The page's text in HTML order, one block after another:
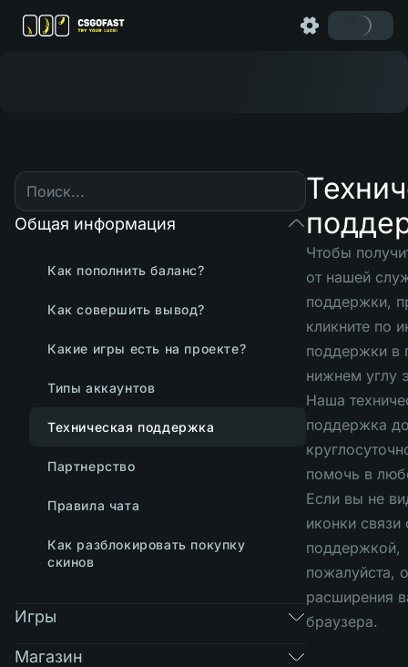
Общая информация
Как пополнить баланс?
Как совершить вывод?
Какие игры есть на проекте?
Типы аккаунтов
Техническая поддержка
Партнерство
Правила чата
Как разблокировать покупку
скинов
Игры
Магазин
Чтобы
от нашей
поддержки,
кликните по
поддержки в
нижнем углу
Наша
поддержка
помочь в
Если вы не
иконки связи
поддержкой,
пожалуйста,
расширения
браузера.